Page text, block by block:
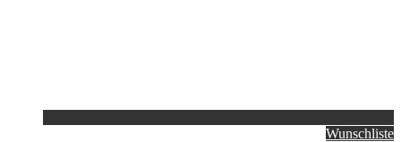
Wunschliste